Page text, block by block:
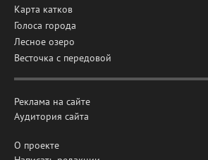
Карта катков
Голоса города
Лесное озеро
Весточка с передовой
Реклама на сайте
Аудитория сайта
О проекте